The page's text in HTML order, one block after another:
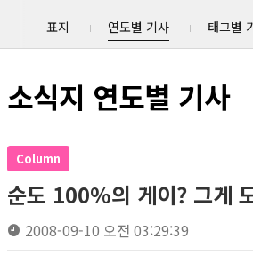
표지 연도별 기사 태그별
소식지 연도별 기사
Column
순도 100%의 게이? 그게
2008-09-10 오전 03:29:39